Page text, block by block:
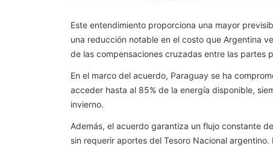
Este entendimiento proporciona una mayor
una reducción notable en el costo que Argentina
de las compensaciones cruzadas entre las partes
En el marco del acuerdo, Paraguay se ha
acceder hasta al 85% de la energía disponible,
invierno.
Además, el acuerdo garantiza un flujo constante
sin requerir aportes del Tesoro Nacional